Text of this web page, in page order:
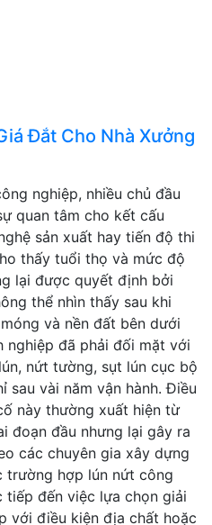
Đắt Cho Nhà Xưởng
nghiệp, nhiều chủ đầu
quan tâm cho kết cấu
sản xuất hay tiến độ thi
thấy tuổi thọ và mức độ
lại được quyết định bởi
thể nhìn thấy sau khi
và nền đất bên dưới
nghiệp đã phải đối mặt với
nứt tường, sụt lún cục bộ
sau vài năm vận hành. Điều
này thường xuất hiện từ
đoạn đầu nhưng lại gây ra
các chuyên gia xây dựng
trường hợp lún nứt công
đến việc lựa chọn giải
với điều kiện địa chất hoặc